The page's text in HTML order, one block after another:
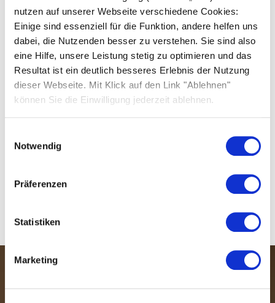
nutzen auf unserer Webseite verschiedene Cookies:
Einige sind essenziell für die Funktion, andere helfen uns
dabei, die Nutzenden besser zu verstehen. Sie sind also
eine Hilfe, unsere Leistung stetig zu optimieren und das
Resultat ist ein deutlich besseres Erlebnis der Nutzung
dieser Webseite. Mit Klick auf den Link "Ablehnen"
können Sie die Einwilligung jederzeit ablehnen.
Notwendig
Präferenzen
Statistiken
Marketing
vertraulich und mit angemessener Sorgfalt
behandelt. Solarwatt garantiert, dass redlichen
Hinweisgebern aufgrund ihres Hinweises keine
Nachteile entstehen. Der bewusste Missbrauch der
Meldewege wird nicht toleriert.
Dieses Angebot wird darüber hinaus durch die
Möglichkeit erweitert, Hinweise auf mögliche
Mailsolarwatt@compliance-aid.com
, per Telefon
compliance-aid.com/solarwatt
zu melden. Alle